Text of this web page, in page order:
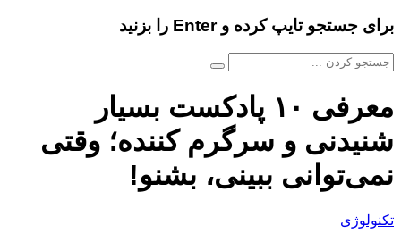
برای جستجو تایپ کرده و Enter را بزنید
معرفی ۱۰ پادکست بسیار
شنیدنی و سرگرم کننده؛ وقتی
نمی‌توانی ببینی، بشنو!‌
تکنولوژی